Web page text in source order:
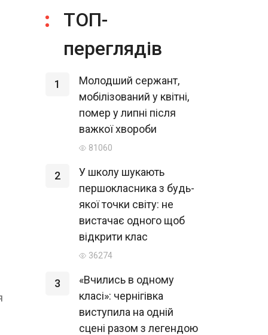
ТОП-
переглядів
1
Молодший сержант,
мобілізований у квітні,
помер у липні після
важкої хвороби
81060
2
У школу шукають
першокласника з будь-
якої точки світу: не
вистачає одного щоб
відкрити клас
36274
3
«Вчились в одному
класі»: чернігівка
виступила на одній
сцені разом з легендою